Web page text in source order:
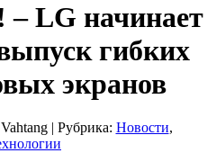
– LG начинает
гибких
экранов
| Рубрика: Новости,